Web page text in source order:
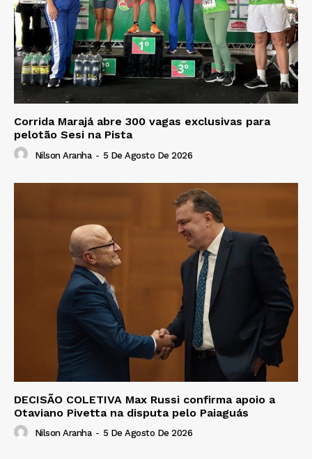
Corrida Marajá abre 300 vagas exclusivas para
pelotão Sesi na Pista
Nilson Aranha - 5 De Agosto De 2026
DECISÃO COLETIVA Max Russi confirma apoio a
Otaviano Pivetta na disputa pelo Paiaguás
Nilson Aranha - 5 De Agosto De 2026